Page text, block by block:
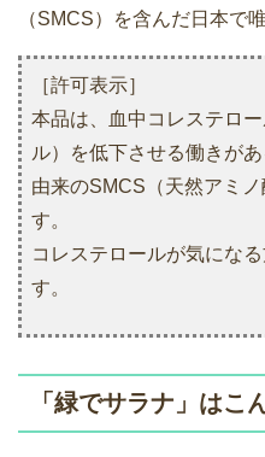
（SMCS）を含んだ日本で
［許可表示］
本品は、血中コレステロ
ル）を低下させる働きが
由来のSMCS（天然アミ
す。
コレステロールが気にな
す。
「緑でサラナ」はこ